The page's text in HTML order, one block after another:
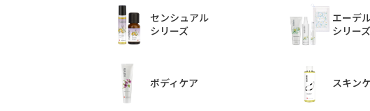
センシュアル
シリーズ
エーデ
シリーズ
ボディケア スキン